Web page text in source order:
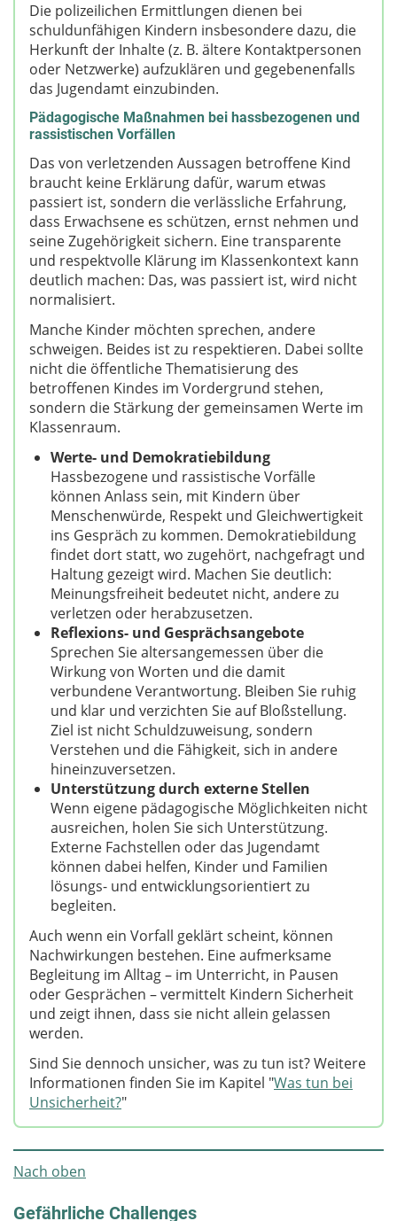
Die polizeilichen Ermittlungen dienen bei
schuldunfähigen Kindern insbesondere dazu, die
Herkunft der Inhalte (z. B. ältere Kontaktpersonen
oder Netzwerke) aufzuklären und gegebenenfalls
das Jugendamt einzubinden.
Pädagogische Maßnahmen bei hassbezogenen und
rassistischen Vorfällen
Das von verletzenden Aussagen betroffene Kind
braucht keine Erklärung dafür, warum etwas
passiert ist, sondern die verlässliche Erfahrung,
dass Erwachsene es schützen, ernst nehmen und
seine Zugehörigkeit sichern. Eine transparente
und respektvolle Klärung im Klassenkontext kann
deutlich machen: Das, was passiert ist, wird nicht
normalisiert.
Manche Kinder möchten sprechen, andere
schweigen. Beides ist zu respektieren. Dabei sollte
nicht die öffentliche Thematisierung des
betroffenen Kindes im Vordergrund stehen,
sondern die Stärkung der gemeinsamen Werte im
Klassenraum.
Werte- und Demokratiebildung
Hassbezogene und rassistische Vorfälle
können Anlass sein, mit Kindern über
Menschenwürde, Respekt und Gleichwertigkeit
ins Gespräch zu kommen. Demokratiebildung
findet dort statt, wo zugehört, nachgefragt und
Haltung gezeigt wird. Machen Sie deutlich:
Meinungsfreiheit bedeutet nicht, andere zu
verletzen oder herabzusetzen.
Reflexions- und Gesprächsangebote
Sprechen Sie altersangemessen über die
Wirkung von Worten und die damit
verbundene Verantwortung. Bleiben Sie ruhig
und klar und verzichten Sie auf Bloßstellung.
Ziel ist nicht Schuldzuweisung, sondern
Verstehen und die Fähigkeit, sich in andere
hineinzuversetzen.
Unterstützung durch externe Stellen
Wenn eigene pädagogische Möglichkeiten nicht
ausreichen, holen Sie sich Unterstützung.
Externe Fachstellen oder das Jugendamt
können dabei helfen, Kinder und Familien
lösungs- und entwicklungsorientiert zu
begleiten.
Auch wenn ein Vorfall geklärt scheint, können
Nachwirkungen bestehen. Eine aufmerksame
Begleitung im Alltag – im Unterricht, in Pausen
oder Gesprächen – vermittelt Kindern Sicherheit
und zeigt ihnen, dass sie nicht allein gelassen
werden.
Sind Sie dennoch unsicher, was zu tun ist? Weitere
Informationen finden Sie im Kapitel "Was tun bei
Unsicherheit?"
Nach oben
Gefährliche Challenges